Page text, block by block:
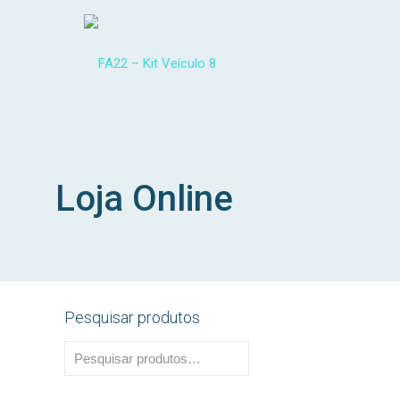
Loja Online
Pesquisar produtos